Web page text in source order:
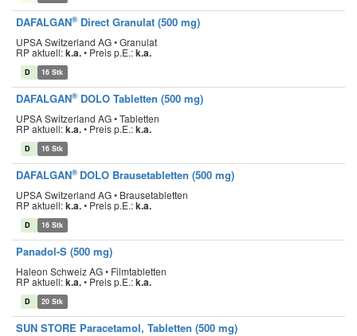
DAFALGAN® Direct Granulat (500 mg)
UPSA Switzerland AG • Granulat
RP aktuell:k.a.• Preis p.E.:k.a.
D 16 Stk
DAFALGAN® DOLO Tabletten (500 mg)
UPSA Switzerland AG • Tabletten
RP aktuell:k.a.• Preis p.E.:k.a.
D 16 Stk
DAFALGAN® DOLO Brausetabletten (500 mg)
UPSA Switzerland AG • Brausetabletten
RP aktuell:k.a.• Preis p.E.:k.a.
D 16 Stk
Panadol-S (500 mg)
Haleon Schweiz AG • Filmtabletten
RP aktuell:k.a.• Preis p.E.:k.a.
D 20 Stk
SUN STORE Paracetamol, Tabletten (500 mg)